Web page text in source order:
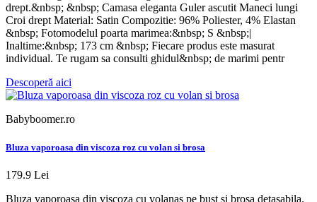
drept.&nbsp; &nbsp; Camasa eleganta Guler ascutit Maneci lungi
Croi drept Material: Satin Compozitie: 96% Poliester, 4% Elastan
&nbsp; Fotomodelul poarta marimea:&nbsp; S &nbsp;|
Inaltime:&nbsp; 173 cm &nbsp; Fiecare produs este masurat
individual. Te rugam sa consulti ghidul&nbsp; de marimi pentr
Descoperă aici
Babyboomer.ro
Bluza vaporoasa din viscoza roz cu volan si brosa
179.9 Lei
Bluza vaporoasa din viscoza cu volanas pe bust si brosa detasabila.